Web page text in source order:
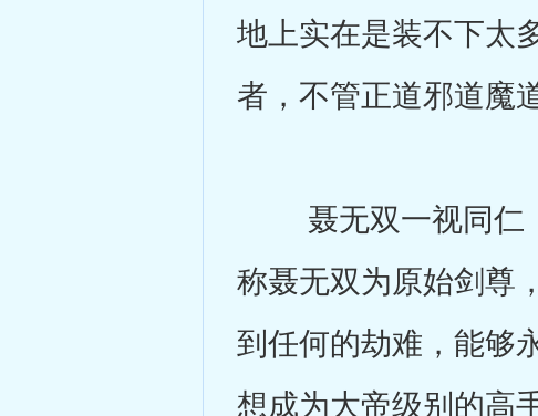
地上实在是装不下太
者，不管正道邪道魔
聂无双一视同仁，
称聂无双为原始剑尊
到任何的劫难，能够
想成为大帝级别的高